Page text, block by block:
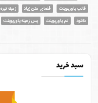
قالب پاورپوینت
فضای متن زیاد زمینه تیره
دانلود
تم پاورپوینت پس زمینه پاورپوینت
سبد خرید